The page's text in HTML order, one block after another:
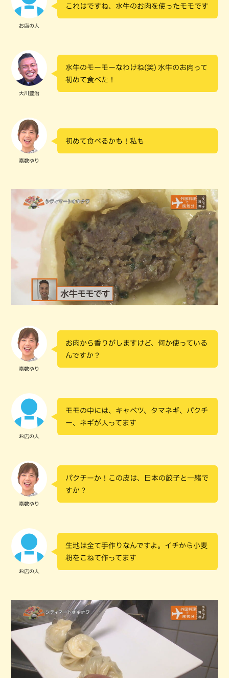
お店の人
これはですね、水牛のお肉を使ったモモです
大川豊治
水牛のモーモーなわけね(笑) 水牛のお肉って
初めて食べた！
嘉数ゆり
初めて食べるかも！私も
嘉数ゆり
お肉から香りがしますけど、何か使っている
んですか？
お店の人
モモの中には、キャベツ、タマネギ、パクチ
ー、ネギが入ってます
嘉数ゆり
パクチーか！この皮は、日本の餃子と一緒で
すか？
お店の人
生地は全て手作りなんですよ。イチから小麦
粉をこねて作ってます